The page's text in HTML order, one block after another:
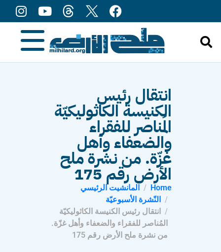
انتقال رئيس
الكنيسة الكاثوليكيّة
المُناصر للفقراء
والضعفاء وأهل
غزّة. من نشرة ملح
الأرض رقم 175
Home
المانشيت الرئيسي
النّشرة الأسبوعيّة
انتقال رئيس الكنيسة الكاثوليكيّة
المُناصر للفقراء والضعفاء وأهل غزّة.
من نشرة ملح الأرض رقم 175